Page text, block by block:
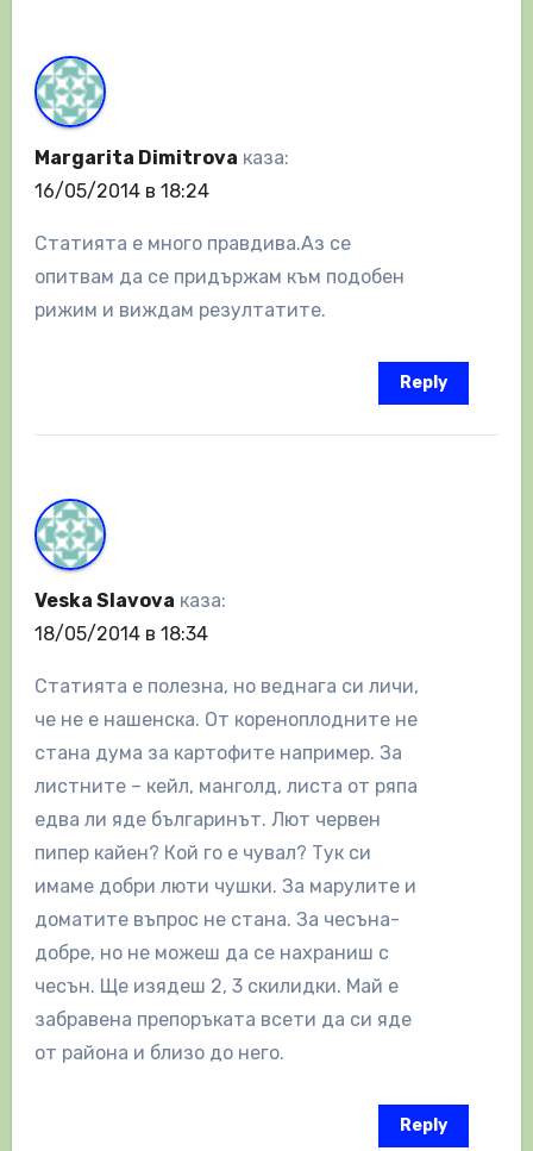
Margarita Dimitrova каза:
16/05/2014 в 18:24
Статията е много правдива.Аз се
опитвам да се придържам към подобен
рижим и виждам резултатите.
Reply
Veska Slavova каза:
18/05/2014 в 18:34
Статията е полезна, но веднага си личи,
че не е нашенска. От кореноплодните не
стана дума за картофите например. За
листните – кейл, манголд, листа от ряпа
едва ли яде българинът. Лют червен
пипер кайен? Кой го е чувал? Тук си
имаме добри люти чушки. За марулите и
доматите въпрос не стана. За чесъна-
добре, но не можеш да се нахраниш с
чесън. Ще изядеш 2, 3 скилидки. Май е
забравена препоръката всети да си яде
от района и близо до него.
Reply